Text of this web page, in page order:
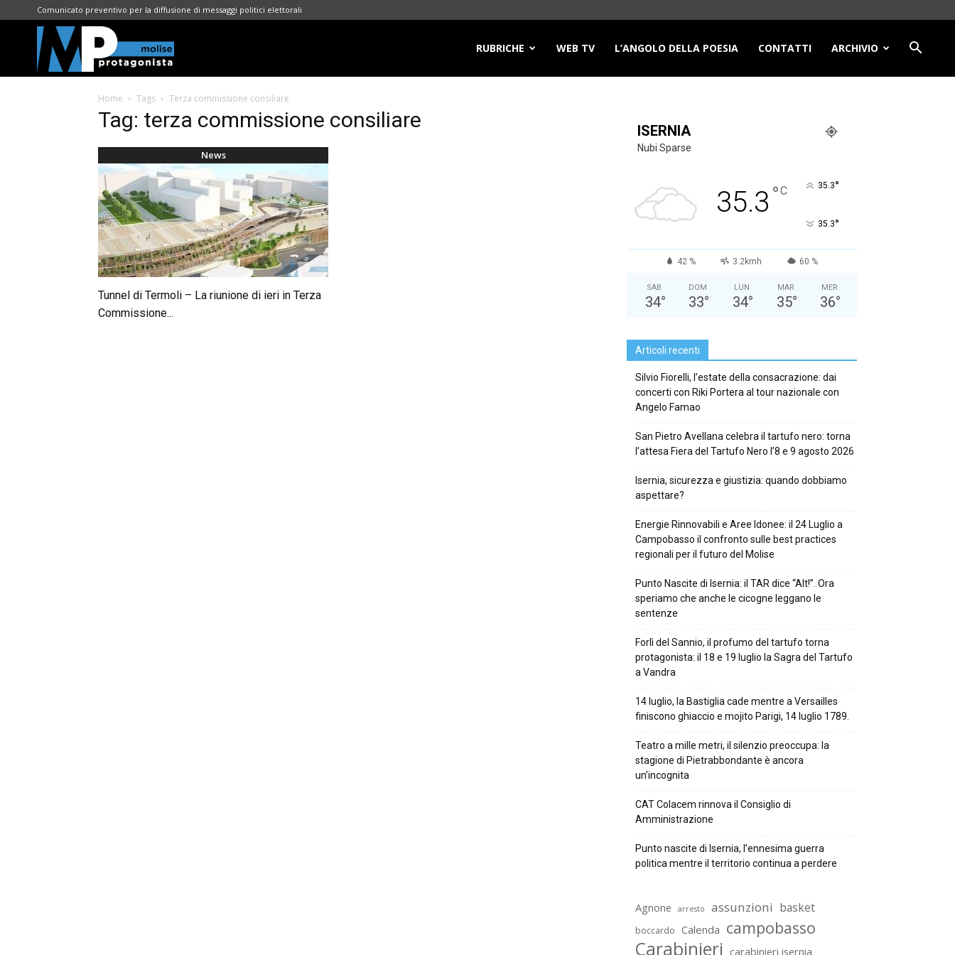
Comunicato preventivo per la diffusione di messaggi politici elettorali
Protagonista
RUBRICHE WEB TV L’ANGOLO DELLA POESIA CONTATTI ARCHIVIO
Home Tags Terza commissione consiliare
Tag: terza commissione consiliare
News
Tunnel di Termoli – La riunione di ieri in Terza
Commissione...
ISERNIA
Nubi Sparse
35.3 °C 35.3°
35.3°
42 % 3.2kmh 60 %
SAB
34°
DOM
33°
LUN
34°
MAR
35°
MER
36°
Articoli recenti
Silvio Fiorelli, l’estate della consacrazione: dai
concerti con Riki Portera al tour nazionale con
Angelo Famao
San Pietro Avellana celebra il tartufo nero: torna
l’attesa Fiera del Tartufo Nero l’8 e 9 agosto 2026
Isernia, sicurezza e giustizia: quando dobbiamo
aspettare?
Energie Rinnovabili e Aree Idonee: il 24 Luglio a
Campobasso il confronto sulle best practices
regionali per il futuro del Molise
Punto Nascite di Isernia: il TAR dice “Alt!”. Ora
speriamo che anche le cicogne leggano le
sentenze
Forlì del Sannio, il profumo del tartufo torna
protagonista: il 18 e 19 luglio la Sagra del Tartufo
a Vandra
14 luglio, la Bastiglia cade mentre a Versailles
finiscono ghiaccio e mojito Parigi, 14 luglio 1789.
Teatro a mille metri, il silenzio preoccupa: la
stagione di Pietrabbondante è ancora
un’incognita
CAT Colacem rinnova il Consiglio di
Amministrazione
Punto nascite di Isernia, l’ennesima guerra
politica mentre il territorio continua a perdere
Agnone arresto assunzioni basket
boccardo Calenda campobasso
Carabinieri carabinieri isernia